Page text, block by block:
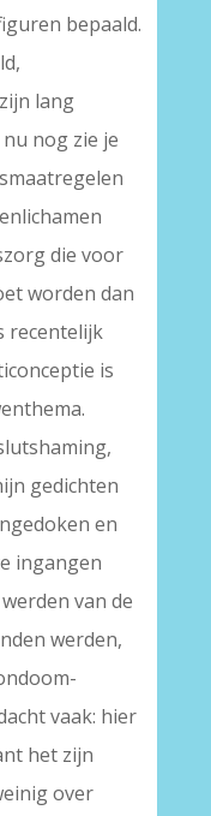
bepaald.
lang
nog zie je
die voor
worden dan
recentelijk
is
gedichten
en
ingangen
van de
werden,
vaak: hier
het zijn
over